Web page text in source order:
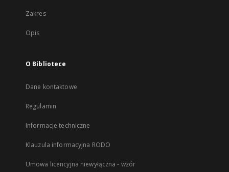
Zakres
Opis
O Bibliotece
Dane kontaktowe
Regulamin
Informacje techniczne
Klauzula informacyjna RODO
Umowa licencyjna niewyłączna - wzór